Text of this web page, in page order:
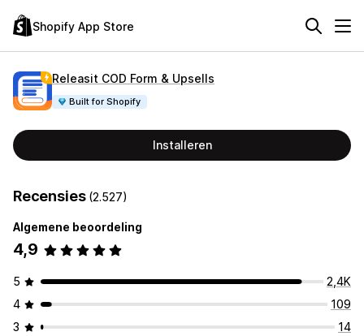
Shopify App Store
Releasit COD Form & Upsells
Built for Shopify
Installeren
Recensies (2.527)
Algemene beoordeling
4,9
5
2,4K
4
109
3
14